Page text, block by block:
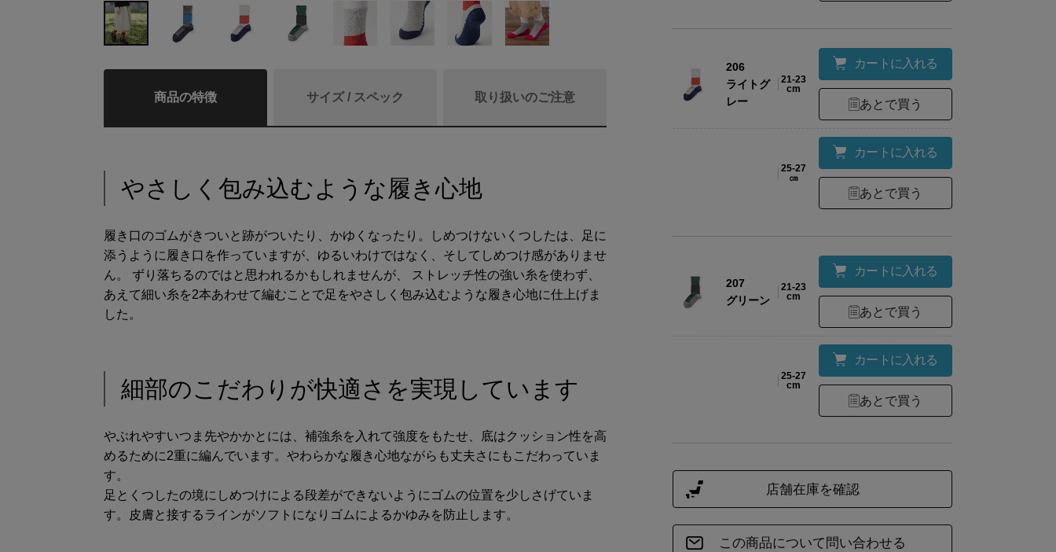
商品の特徴 サイズ / スペック 取り扱いのご注意
やさしく包み込むような履き心地
履き口のゴムがきついと跡がついたり、かゆくなったり。しめつけないくつしたは、足に
添うように履き口を作っていますが、ゆるいわけではなく、そしてしめつけ感がありませ
ん。 ずり落ちるのではと思われるかもしれませんが、 ストレッチ性の強い糸を使わず、
あえて細い糸を2本あわせて編むことで足をやさしく包み込むような履き心地に仕上げま
した。
細部のこだわりが快適さを実現しています
やぶれやすいつま先やかかとには、補強糸を入れて強度をもたせ、底はクッション性を高
めるために2重に編んでいます。やわらかな履き心地ながらも丈夫さにもこだわっていま
す。
足とくつしたの境にしめつけによる段差ができないようにゴムの位置を少しさげていま
す。皮膚と接するラインがソフトになりゴムによるかゆみを防止します。
商品リニューアルについてのお知らせ
商品名
異なる場合がございます。中身の商品は同一の
ので、ご了承くださいませ。
綿80%・ナイロン20%
右足土踏まず部分に2&9のロゴマーク入り
サイズ
21～23 21
206
ライトグ
レー
21-23
cm
カートに入れる
あとで買う
25-27
㎝
カートに入れる
あとで買う
207
グリーン
21-23
cm
カートに入れる
あとで買う
25-27
cm
カートに入れる
あとで買う
この商品について問い合わせる
店舗在庫を確認